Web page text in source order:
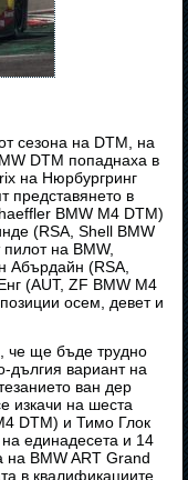
сезона на DTM, на
DTM попаднаха в
на Нюрбургринг
представянето в
BMW M4 DTM)
(RSA, Shell BMW
на BMW,
Абърдайн (RSA,
(AUT, ZF BMW M4
осем, девет и
че ще бъде трудно
дългия вариант на
ван дер
изкачи на шеста
DTM) и Тимо Глок
единадесета и 14
на BMW ART Grand
в квалификациите